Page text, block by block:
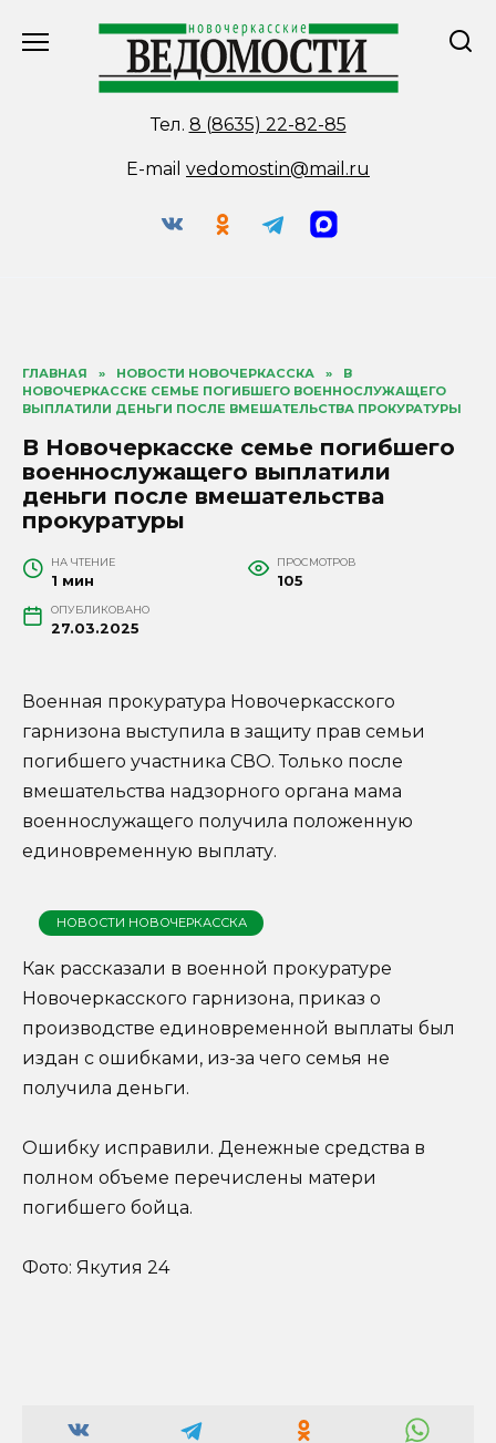
Тел. 8 (8635) 22-82-85
E-mail vedomostin@mail.ru
ГЛАВНАЯ » НОВОСТИ НОВОЧЕРКАССКА »
В
НОВОЧЕРКАССКЕ СЕМЬЕ ПОГИБШЕГО ВОЕННОСЛУЖАЩЕГО
ВЫПЛАТИЛИ ДЕНЬГИ ПОСЛЕ ВМЕШАТЕЛЬСТВА ПРОКУРАТУРЫ
В Новочеркасске семье погибшего
военнослужащего выплатили
деньги после вмешательства
прокуратуры
НА ЧТЕНИЕ
1 мин
ПРОСМОТРОВ
105
ОПУБЛИКОВАНО
27.03.2025
Военная прокуратура Новочеркасского
гарнизона выступила в защиту прав семьи
погибшего участника СВО. Только после
вмешательства надзорного органа мама
военнослужащего получила положенную
единовременную выплату.
НОВОСТИ НОВОЧЕРКАССКА
Как рассказали в военной прокуратуре
Новочеркасского гарнизона, приказ о
производстве единовременной выплаты был
издан с ошибками, из-за чего семья не
получила деньги.
Ошибку исправили. Денежные средства в
полном объеме перечислены матери
погибшего бойца.
Фото: Якутия 24